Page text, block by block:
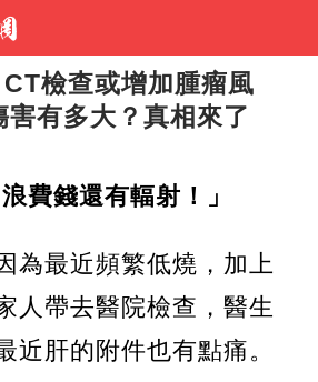
檢查或增加腫瘤風
害有多大？真相來了
費錢還有輻射！」
為最近頻繁低燒，加上
人帶去醫院檢查，醫生
近肝的附件也有點痛。